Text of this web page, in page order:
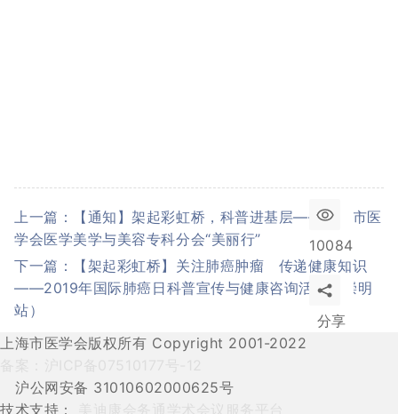
上一篇：【通知】架起彩虹桥，科普进基层——上海市医
学会医学美学与美容专科分会“美丽行”
下一篇：【架起彩虹桥】关注肺癌肿瘤 传递健康知识
——2019年国际肺癌日科普宣传与健康咨询活动（崇明
站）
10084
分享
上海市医学会版权所有 Copyright 2001-2022
沪公网安备 31010602000625号
技术支持：